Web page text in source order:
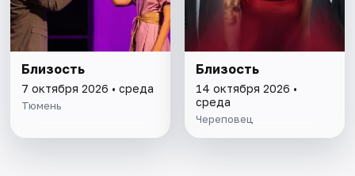
Близость
7 октября 2026 • среда
Тюмень
Близость
14 октября 2026 •
среда
Череповец